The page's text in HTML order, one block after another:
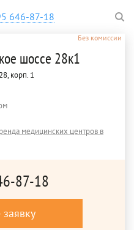
646-87-18
Без комиссии
шоссе 28к1
корп. 1
медицинских центров в
87-18
заявку